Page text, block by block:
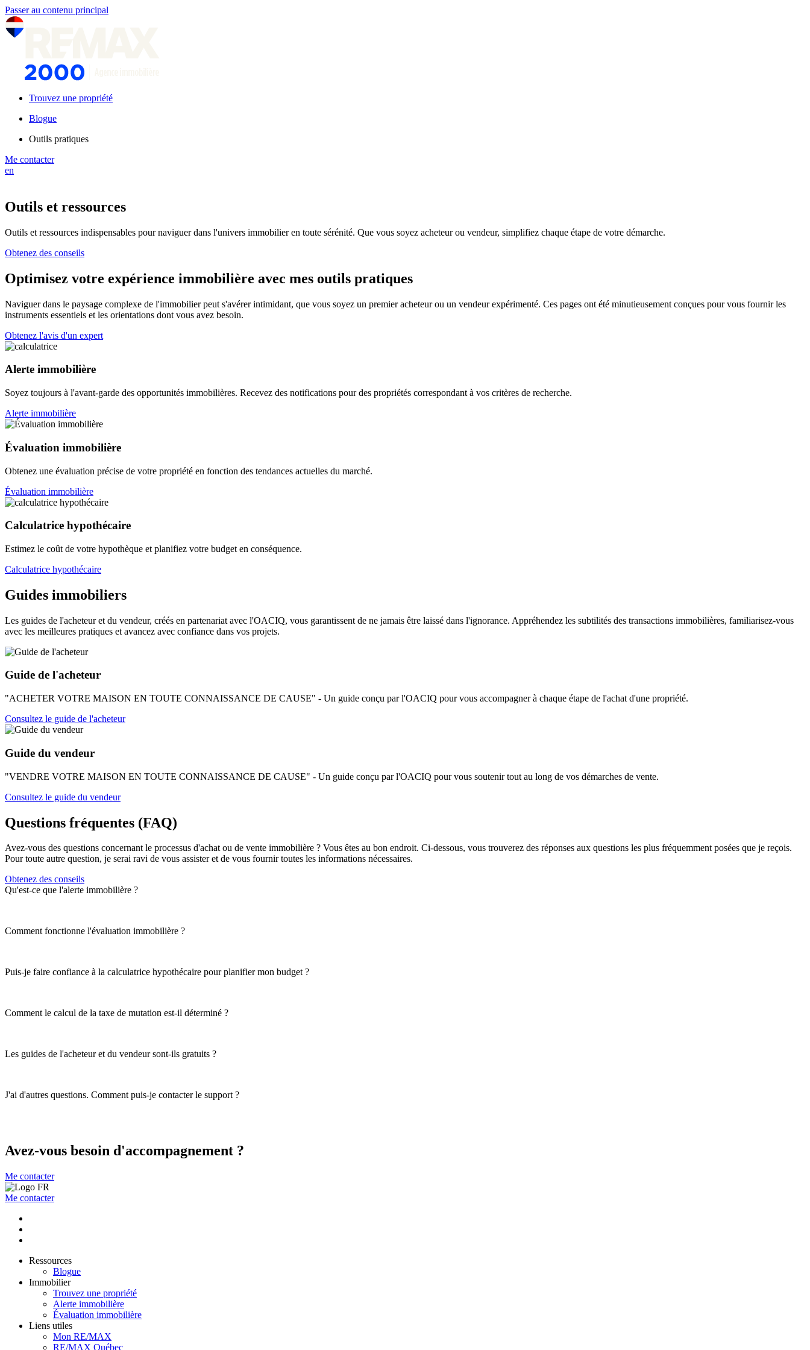
Passer au contenu principal
Trouvez une propriété
Blogue
Outils pratiques
Me contacter
en
Outils et ressources
Outils et ressources indispensables pour naviguer dans l'univers immobilier en toute sérénité. Que vous soyez acheteur ou vendeur, simplifiez chaque étape de votre démarche.
Obtenez des conseils
Optimisez votre expérience immobilière avec mes outils pratiques
Naviguer dans le paysage complexe de l'immobilier peut s'avérer intimidant, que vous soyez un premier acheteur ou un vendeur expérimenté. Ces pages ont été minutieusement conçues pour vous fournir les
instruments essentiels et les orientations dont vous avez besoin.
Obtenez l'avis d'un expert
Alerte immobilière
Soyez toujours à l'avant-garde des opportunités immobilières. Recevez des notifications pour des propriétés correspondant à vos critères de recherche.
Alerte immobilière
Évaluation immobilière
Obtenez une évaluation précise de votre propriété en fonction des tendances actuelles du marché.
Évaluation immobilière
Calculatrice hypothécaire
Estimez le coût de votre hypothèque et planifiez votre budget en conséquence.
Calculatrice hypothécaire
Guides immobiliers
Les guides de l'acheteur et du vendeur, créés en partenariat avec l'OACIQ, vous garantissent de ne jamais être laissé dans l'ignorance. Appréhendez les subtilités des transactions immobilières, familiarisez-vous
avec les meilleures pratiques et avancez avec confiance dans vos projets.
Guide de l'acheteur
"ACHETER VOTRE MAISON EN TOUTE CONNAISSANCE DE CAUSE" - Un guide conçu par l'OACIQ pour vous accompagner à chaque étape de l'achat d'une propriété.
Consultez le guide de l'acheteur
Guide du vendeur
"VENDRE VOTRE MAISON EN TOUTE CONNAISSANCE DE CAUSE" - Un guide conçu par l'OACIQ pour vous soutenir tout au long de vos démarches de vente.
Consultez le guide du vendeur
Questions fréquentes (FAQ)
Avez-vous des questions concernant le processus d'achat ou de vente immobilière ? Vous êtes au bon endroit. Ci-dessous, vous trouverez des réponses aux questions les plus fréquemment posées que je reçois.
Pour toute autre question, je serai ravi de vous assister et de vous fournir toutes les informations nécessaires.
Obtenez des conseils
Qu'est-ce que l'alerte immobilière ?
Comment fonctionne l'évaluation immobilière ?
Puis-je faire confiance à la calculatrice hypothécaire pour planifier mon budget ?
Comment le calcul de la taxe de mutation est-il déterminé ?
Les guides de l'acheteur et du vendeur sont-ils gratuits ?
J'ai d'autres questions. Comment puis-je contacter le support ?
Avez-vous besoin d'accompagnement ?
Me contacter
Me contacter
Ressources
Blogue
Immobilier
Trouvez une propriété
Alerte immobilière
Évaluation immobilière
Liens utiles
Mon RE/MAX
RE/MAX Québec